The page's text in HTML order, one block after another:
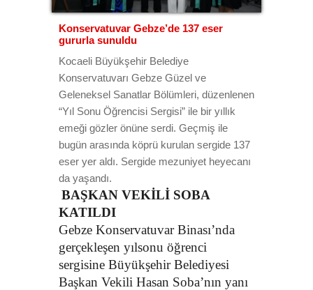
Konservatuvar Gebze’de 137 eser
gururla sunuldu
Kocaeli Büyükşehir Belediye
Konservatuvarı Gebze Güzel ve
Geleneksel Sanatlar Bölümleri, düzenlenen
“Yıl Sonu Öğrencisi Sergisi” ile bir yıllık
emeği gözler önüne serdi. Geçmiş ile
bugün arasında köprü kurulan sergide 137
eser yer aldı. Sergide mezuniyet heyecanı
da yaşandı.
BAŞKAN VEKİLİ SOBA
KATILDI
Gebze Konservatuvar Binası’nda
gerçekleşen yılsonu öğrenci
sergisine Büyükşehir Belediyesi
Başkan Vekili Hasan Soba’nın yanı